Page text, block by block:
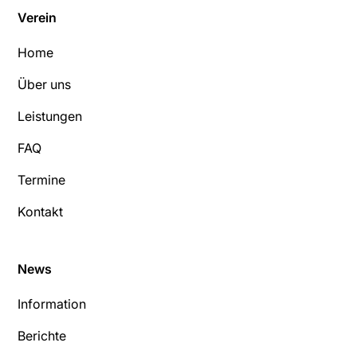
Verein
Home
Über uns
Leistungen
FAQ
Termine
Kontakt
News
Information
Berichte